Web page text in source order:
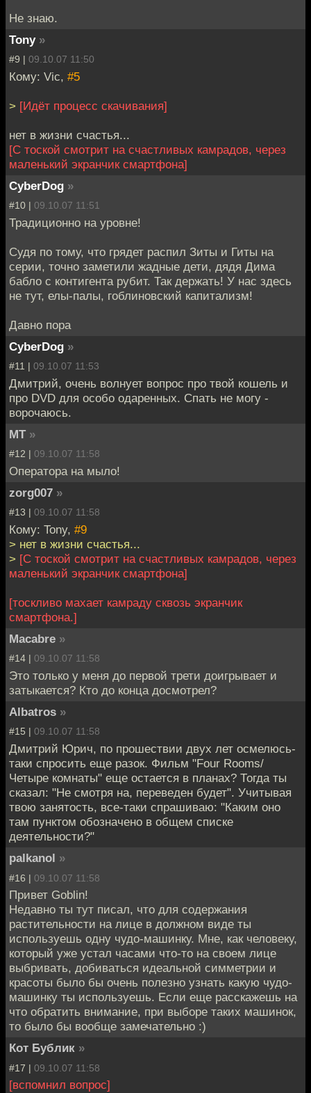
Не знаю.
Tony »
#9 | 09.10.07 11:50
Кому: Vic, #5
> [Идёт процесс скачивания]
нет в жизни счастья...
[С тоской смотрит на счастливых камрадов, через
маленький экранчик смартфона]
CyberDog »
#10 | 09.10.07 11:51
Традиционно на уровне!
Судя по тому, что грядет распил Зиты и Гиты на
серии, точно заметили жадные дети, дядя Дима
бабло с контигента рубит. Так держать! У нас здесь
не тут, елы-палы, гоблиновский капитализм!
Давно пора
CyberDog »
#11 | 09.10.07 11:53
Дмитрий, очень волнует вопрос про твой кошель и
про DVD для особо одаренных. Спать не могу -
ворочаюсь.
MT »
#12 | 09.10.07 11:58
Оператора на мыло!
zorg007 »
#13 | 09.10.07 11:58
Кому: Tony, #9
> нет в жизни счастья...
> [С тоской смотрит на счастливых камрадов, через
маленький экранчик смартфона]
[тоскливо махает камраду сквозь экранчик
смартфона.]
Macabre »
#14 | 09.10.07 11:58
Это только у меня до первой трети доигрывает и
затыкается? Кто до конца досмотрел?
Albatros »
#15 | 09.10.07 11:58
Дмитрий Юрич, по прошествии двух лет осмелюсь-
таки спросить еще разок. Фильм "Four Rooms/
Четыре комнаты" еще остается в планах? Тогда ты
сказал: "Не смотря на, переведен будет". Учитывая
твою занятость, все-таки спрашиваю: "Каким оно
там пунктом обозначено в общем списке
деятельности?"
palkanol »
#16 | 09.10.07 11:58
Привет Goblin!
Недавно ты тут писал, что для содержания
растительности на лице в должном виде ты
используешь одну чудо-машинку. Мне, как человеку,
который уже устал часами что-то на своем лице
выбривать, добиваться идеальной симметрии и
красоты было бы очень полезно узнать какую чудо-
машинку ты используешь. Если еще расскажешь на
что обратить внимание, при выборе таких машинок,
то было бы вообще замечательно :)
Кот Бублик »
#17 | 09.10.07 11:58
[вспомнил вопрос]